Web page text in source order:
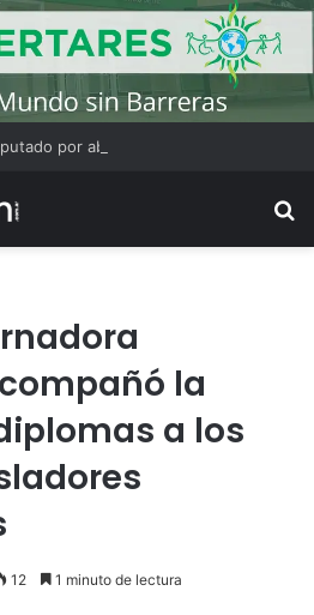
la
a los
12 1 minuto de lectura